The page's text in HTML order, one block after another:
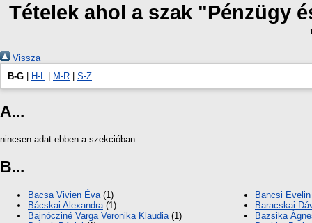
Tételek ahol a szak "Pénzügy
Vissza
B-G
H-L M-R S-Z
A...
nincsen adat ebben a szekcióban.
B...
Bacsa Vivien Éva(1)
Bácskai Alexandra(1)
Bajnócziné Varga Veronika Klaudia(1)
Bancsi Evelin
Baracskai
Bazsika